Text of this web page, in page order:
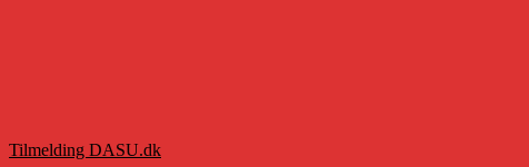
Tilmelding DASU.dk